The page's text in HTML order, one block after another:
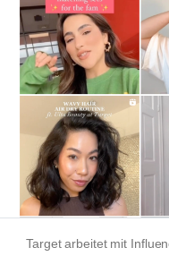
Target arbeitet mit